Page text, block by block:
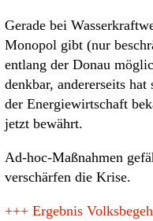
Gerade bei
Monopol gibt (nur
entlang der Donau
denkbar, andererseits
der Energiewirtschaft
jetzt bewährt.
Ad-hoc-Maßnahmen
verschärfen die Krise.
+++ Ergebnis